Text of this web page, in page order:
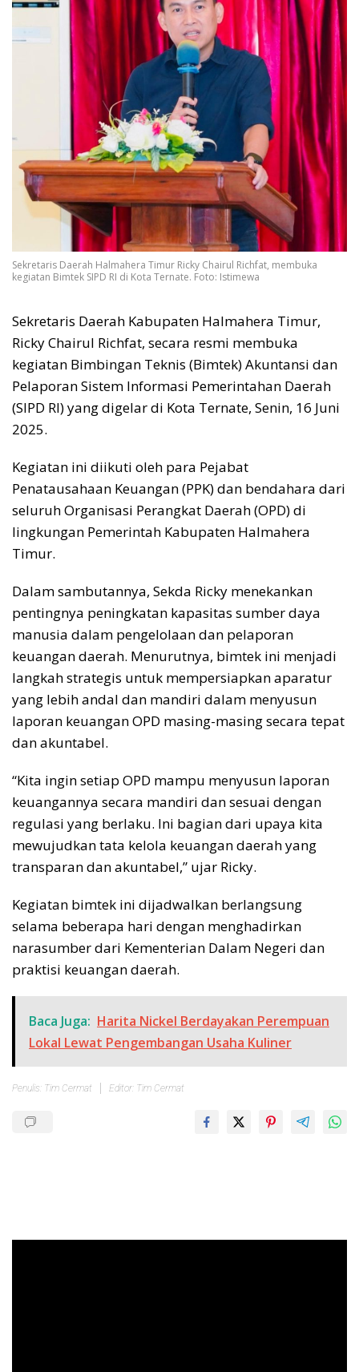
Sekretaris Daerah Halmahera Timur Ricky Chairul Richfat, membuka
kegiatan Bimtek SIPD RI di Kota Ternate. Foto: Istimewa
Sekretaris Daerah Kabupaten Halmahera Timur,
Ricky Chairul Richfat, secara resmi membuka
kegiatan Bimbingan Teknis (Bimtek) Akuntansi dan
Pelaporan Sistem Informasi Pemerintahan Daerah
(SIPD RI) yang digelar di Kota Ternate, Senin, 16 Juni
2025.
Kegiatan ini diikuti oleh para Pejabat
Penatausahaan Keuangan (PPK) dan bendahara dari
seluruh Organisasi Perangkat Daerah (OPD) di
lingkungan Pemerintah Kabupaten Halmahera
Timur.
Dalam sambutannya, Sekda Ricky menekankan
pentingnya peningkatan kapasitas sumber daya
manusia dalam pengelolaan dan pelaporan
keuangan daerah. Menurutnya, bimtek ini menjadi
langkah strategis untuk mempersiapkan aparatur
yang lebih andal dan mandiri dalam menyusun
laporan keuangan OPD masing-masing secara tepat
dan akuntabel.
“Kita ingin setiap OPD mampu menyusun laporan
keuangannya secara mandiri dan sesuai dengan
regulasi yang berlaku. Ini bagian dari upaya kita
mewujudkan tata kelola keuangan daerah yang
transparan dan akuntabel,” ujar Ricky.
Kegiatan bimtek ini dijadwalkan berlangsung
selama beberapa hari dengan menghadirkan
narasumber dari Kementerian Dalam Negeri dan
praktisi keuangan daerah.
Baca Juga: Harita Nickel Berdayakan Perempuan
Lokal Lewat Pengembangan Usaha Kuliner
Penulis: Tim Cermat Editor: Tim Cermat